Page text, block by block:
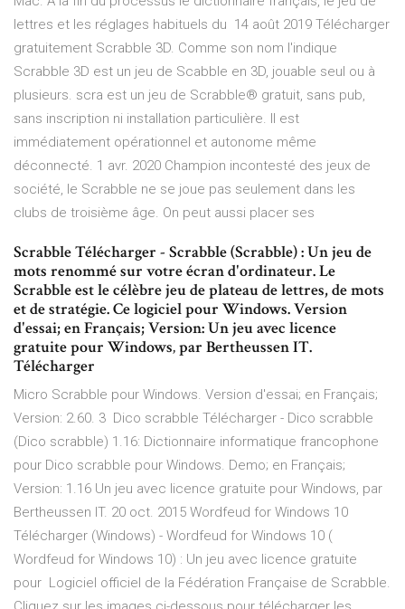
lettres et les réglages habituels du 14 août 2019 Télécharger
gratuitement Scrabble 3D. Comme son nom l'indique
Scrabble 3D est un jeu de Scabble en 3D, jouable seul ou à
plusieurs. scra est un jeu de Scrabble® gratuit, sans pub,
sans inscription ni installation particulière. Il est
immédiatement opérationnel et autonome même
déconnecté. 1 avr. 2020 Champion incontesté des jeux de
société, le Scrabble ne se joue pas seulement dans les
clubs de troisième âge. On peut aussi placer ses
Scrabble Télécharger - Scrabble (Scrabble) : Un jeu de
mots renommé sur votre écran d'ordinateur. Le
Scrabble est le célèbre jeu de plateau de lettres, de mots
et de stratégie. Ce logiciel pour Windows. Version
d'essai; en Français; Version: Un jeu avec licence
gratuite pour Windows‚ par Bertheussen IT.
Télécharger
Micro Scrabble pour Windows. Version d'essai; en Français;
Version: 2.60. 3 Dico scrabble Télécharger - Dico scrabble
(Dico scrabble) 1.16: Dictionnaire informatique francophone
pour Dico scrabble pour Windows. Demo; en Français;
Version: 1.16 Un jeu avec licence gratuite pour Windows‚ par
Bertheussen IT. 20 oct. 2015 Wordfeud for Windows 10
Télécharger (Windows) - Wordfeud for Windows 10 (
Wordfeud for Windows 10) : Un jeu avec licence gratuite
pour Logiciel officiel de la Fédération Française de Scrabble.